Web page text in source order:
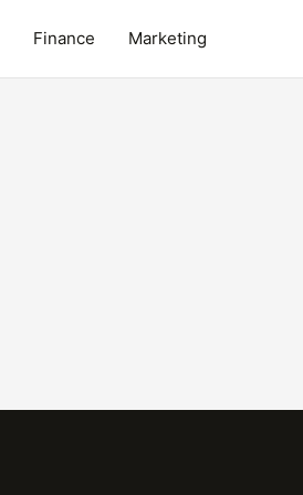
Finance Marketing